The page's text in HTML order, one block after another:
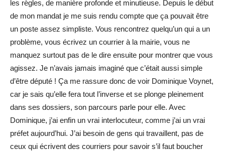
les règles, de manière profonde et minutieuse. Depuis le début
de mon mandat je me suis rendu compte que ça pouvait être
un poste assez simpliste. Vous rencontrez quelqu’un qui a un
problème, vous écrivez un courrier à la mairie, vous ne
manquez surtout pas de le dire ensuite pour montrer que vous
agissez. Je n’avais jamais imaginé que c’était aussi simple
d’être député ! Ça me rassure donc de voir Dominique Voynet,
car je sais qu’elle fera tout l’inverse et se plonge pleinement
dans ses dossiers, son parcours parle pour elle. Avec
Dominique, j’ai enfin un vrai interlocuteur, comme j’ai un vrai
préfet aujourd’hui. J’ai besoin de gens qui travaillent, pas de
ceux qui écrivent des courriers pour savoir s’il faut boucher